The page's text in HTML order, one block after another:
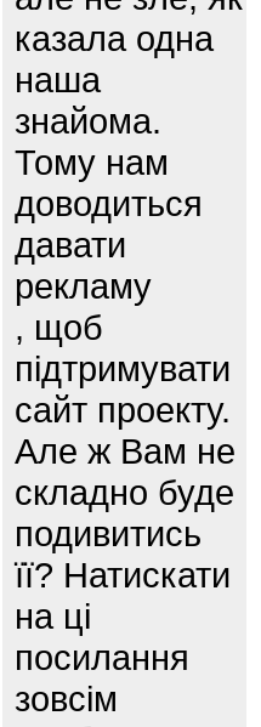
казала одна
наша
знайома.
Тому нам
доводиться
давати
рекламу
, щоб
підтримувати
сайт проекту.
Але ж Вам не
складно буде
подивитись
її? Натискати
на ці
посилання
зовсім